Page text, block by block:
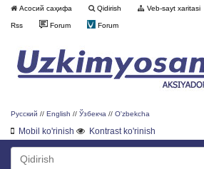
Асосий саҳифа Qidirish Veb-sayt xaritasi
Rss Forum Forum
Русский // English // Ўзбекча // O'zbekcha
Mobil ko'rinish Kontrast ko'rinish